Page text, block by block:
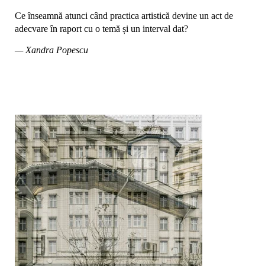
Ce înseamnă atunci când practica artistică devine un act de
adecvare în raport cu o temă și un interval dat?
— Xandra Popescu